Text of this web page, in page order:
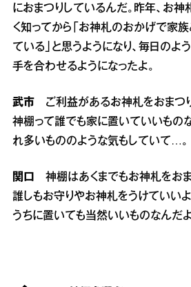
におまつりしているんだ。昨年、お神
く知ってから「お神札のおかげで家
ている」と思うようになり、毎日のよ
手を合わせるようになったよ。
武市 ご利益があるお神札をおまつ
神棚って誰でも家に置いていいもの
れ多いもののような気もしていて…。
関口
神棚はあくまでもお神札をおま
誰しもお守りやお神札をうけていい
うちに置いても当然いいものなんだよ